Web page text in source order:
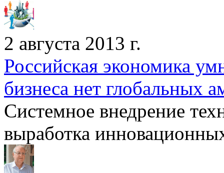
2 августа 2013 г.
Российская экономика
бизнеса нет глобальных
Системное внедрение
выработка